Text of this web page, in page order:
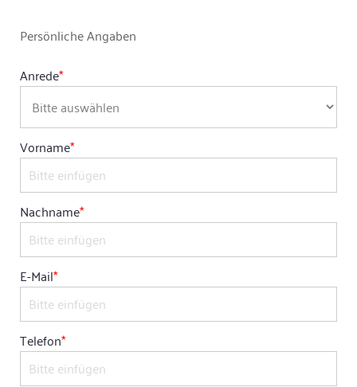
Persönliche Angaben
Anrede*
Vorname*
Nachname*
E-Mail*
Telefon*